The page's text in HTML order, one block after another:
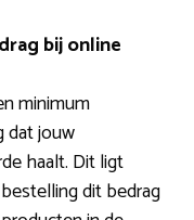
bij online
minimum
dat jouw
haalt. Dit ligt
dit bedrag